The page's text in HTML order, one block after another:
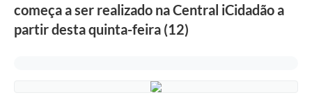
Transparência
Programa Famílias Fortes
Contratação de estagiário - estudante de Direito -
começa a ser realizado na Central iCidadão a
partir desta quinta-feira (12)